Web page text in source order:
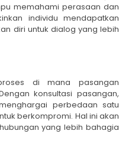
memahami perasaan dan
individu mendapatkan
diri untuk dialog yang lebih
di mana pasangan
konsultasi pasangan,
perbedaan satu
berkompromi. Hal ini akan
yang lebih bahagia